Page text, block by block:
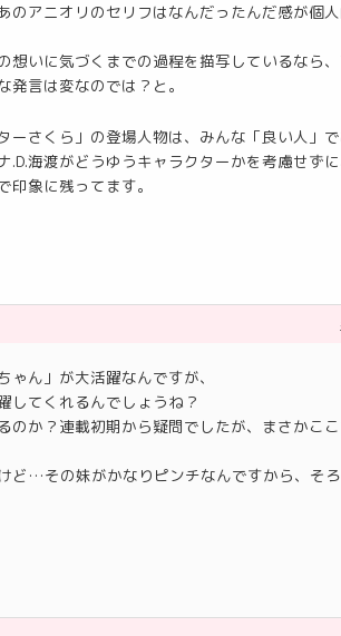
のアニオリのセリフはなんだったんだ感が個
想いに気づくまでの過程を描写しているなら
言は変なのでは？と。
ーさくら」の登場人物は、みんな「良い人」
海渡がどうゆうキャラクターかを考慮せずに
象に残ってます。
ん」が大活躍なんですが、
してくれるんでしょうね？
のか？連載初期から疑問でしたが、まさかこ
ど…その妹がかなりピンチなんですから、そ